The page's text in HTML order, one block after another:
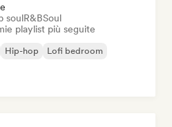
soulR&BSoul
playlist più seguite
Hip-hop
Lofi bedroom